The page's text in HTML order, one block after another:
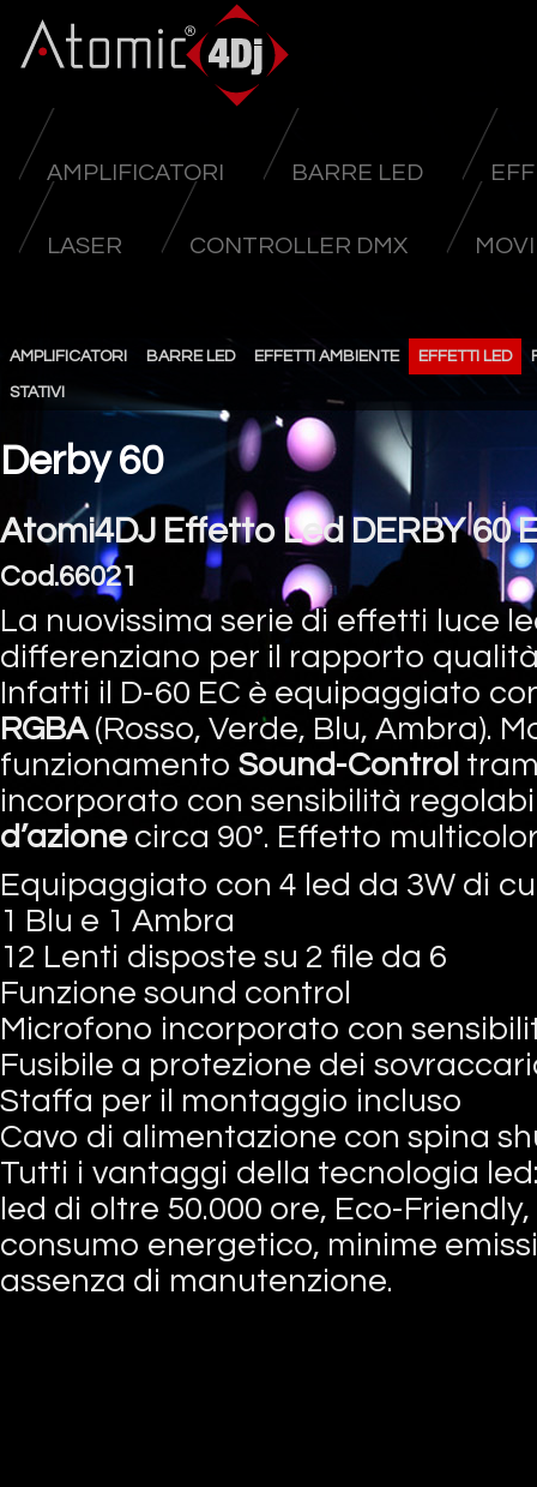
AMPLIFICATORI BARRE LED
LASER CONTROLLER DMX
AMPLIFICATORI BARRE LED EFFETTI AMBIENTE EFFETTI LED
STATIVI
Derby 60
Atomi4DJ Effetto Led DERBY 60
Cod.66021
La nuovissima serie di effetti luce
differenziano per il rapporto
Infatti il D-60 EC è equipaggiato
RGBA(Rosso, Verde, Blu, Ambra).
funzionamento Sound-Control
incorporato con sensibilità
d’azionecirca 90°. Effetto
Equipaggiato con 4 led da 3W di
1 Blu e 1 Ambra
12 Lenti disposte su 2 file da 6
Funzione sound control
Microfono incorporato con
Fusibile a protezione dei
Staffa per il montaggio incluso
Cavo di alimentazione con spina
Tutti i vantaggi della tecnologia
led di oltre 50.000 ore, Eco-
consumo energetico, minime
assenza di manutenzione.